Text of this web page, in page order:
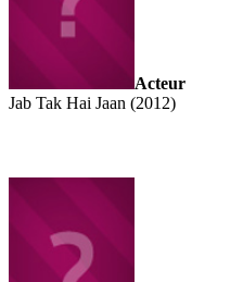
Acteur
Jab Tak Hai Jaan (2012)